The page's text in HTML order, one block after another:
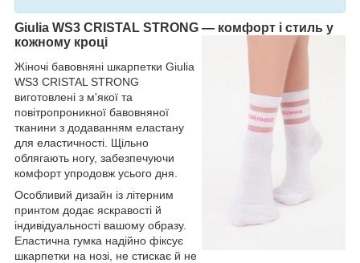
Giulia WS3 CRISTAL STRONG — комфорт і стиль у
кожному кроці
Жіночі бавовняні шкарпетки Giulia
WS3 CRISTAL STRONG
виготовлені з м'якої та
повітропроникної бавовняної
тканини з додаванням еластану
для еластичності. Щільно
облягають ногу, забезпечуючи
комфорт упродовж усього дня.
Особливий дизайн із літерним
принтом додає яскравості й
індивідуальності вашому образу.
Еластична гумка надійно фіксує
шкарпетки на нозі, не стискає й не